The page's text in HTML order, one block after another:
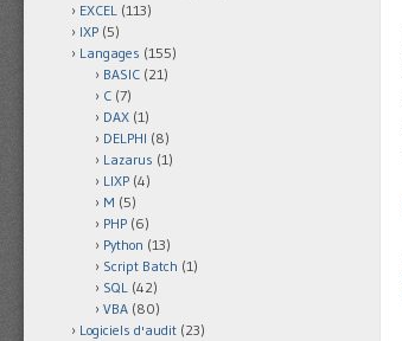
EXCEL (113)
IXP (5)
Langages (155)
BASIC (21)
C (7)
DAX (1)
DELPHI (8)
Lazarus (1)
LIXP (4)
M (5)
PHP (6)
Python (13)
Script Batch (1)
SQL (42)
VBA (80)
Logiciels d'audit (23)